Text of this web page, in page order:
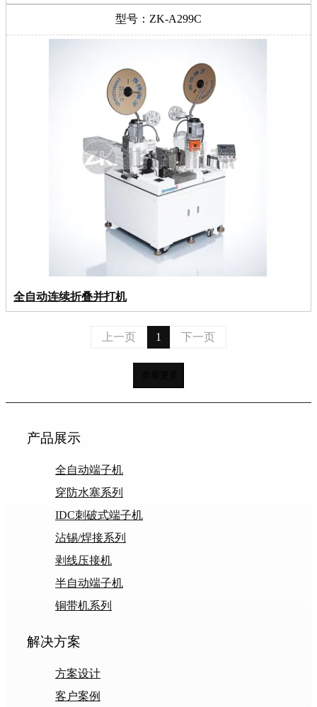
型号：ZK-A299C
全自动连续折叠并打机
上一页 1 下一页
产品展示
全自动端子机
穿防水塞系列
IDC刺破式端子机
沾锡/焊接系列
剥线压接机
半自动端子机
铜带机系列
解决方案
方案设计
客户案例